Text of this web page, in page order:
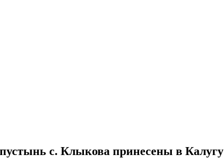
с. Клыкова принесены в Калугу